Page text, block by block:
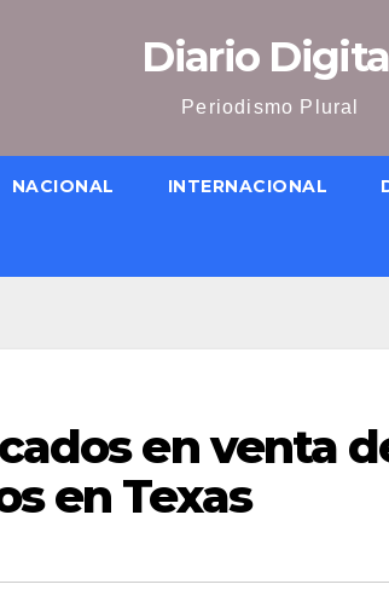
Diario
Periodismo Plural
NACIONAL INTERNACIONAL
en venta
en Texas